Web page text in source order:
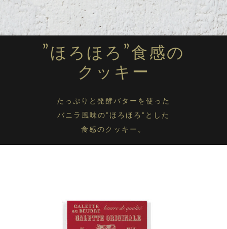
ガレット ブルトンヌ
ガレット クラシック
9個入
ガレット クラシック
ガレット クラシック
ガレット オ ブールに戻る
”ほろほろ”食感の
クッキー
たっぷりと発酵バターを使った
バニラ風味の”ほろほろ”とした
食感のクッキー。